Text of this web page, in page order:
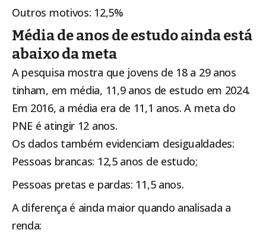
Outros motivos: 12,5%
Média de anos de estudo ainda está
abaixo da meta
A pesquisa mostra que jovens de 18 a 29 anos
tinham, em média, 11,9 anos de estudo em 2024.
Em 2016, a média era de 11,1 anos. A meta do
PNE é atingir 12 anos.
Os dados também evidenciam desigualdades:
Pessoas brancas: 12,5 anos de estudo;
Pessoas pretas e pardas: 11,5 anos.
A diferença é ainda maior quando analisada a
renda: